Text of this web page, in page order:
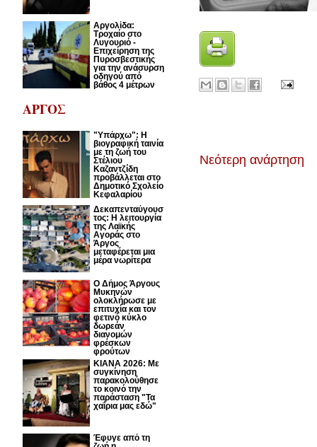
Νεότερη ανάρτηση
Αργολίδα:
Τροχαίο στο
Λυγουριό -
Επιχείρηση της
Πυροσβεστικής
για την ανάσυρση
οδηγού από
βάθος 4 μέτρων
ΑΡΓΟΣ
"Υπάρχω": Η
βιογραφική ταινία
με τη ζωή του
Στέλιου
Καζαντζίδη
προβάλλεται στο
Δημοτικό Σχολείο
Κεφαλαρίου
Δεκαπενταύγουσ
τος: H λειτουργία
της Λαϊκής
Αγοράς στο
Άργος
μεταφέρεται μια
μέρα νωρίτερα
Ο Δήμος Άργους
Μυκηνών
ολοκλήρωσε με
επιτυχία και τον
φετινό κύκλο
δωρεάν
διανομών
φρέσκων
φρούτων
ΚΙΑΝΑ 2026: Με
συγκίνηση
παρακολούθησε
το κοινό την
παράσταση "Τα
χαΐρια μας εδώ"
Έφυγε από τη